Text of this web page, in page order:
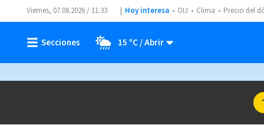
Viernes, 07.08.2026 / 11:33 Hoy interesa OIJ Clima Precio del
15 ºC